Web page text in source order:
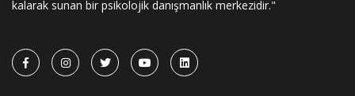
kalarak sunan bir psikolojik danışmanlık merkezidir."